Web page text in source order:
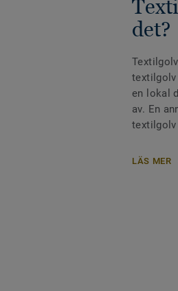
det?
en lokal
av. En
textilgolv
LÄS MER